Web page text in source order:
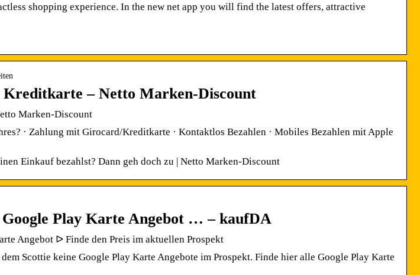
shopping experience. In the new net app you will find the latest offers, attractive
– Netto Marken-Discount
Marken-Discount
· Zahlung mit Girocard/Kreditkarte · Kontaktlos Bezahlen · Mobiles Bezahlen mit Apple
Einkauf bezahlst? Dann geh doch zu | Netto Marken-Discount
Play Karte Angebot … – kaufDA
Angebot ᐅ Finde den Preis im aktuellen Prospekt
Scottie keine Google Play Karte Angebote im Prospekt. Finde hier alle Google Play Karte